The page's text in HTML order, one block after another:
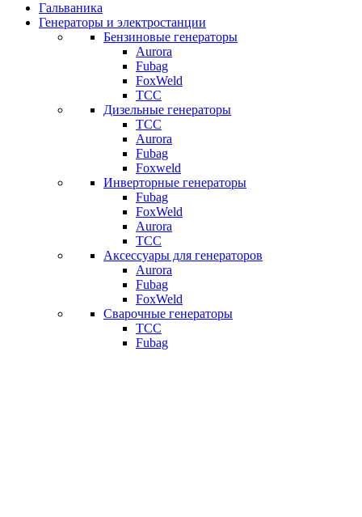
Гальваника
Генераторы и электростанции
Бензиновые генераторы
Aurora
Fubag
FoxWeld
ТСС
Дизельные генераторы
ТСС
Aurora
Fubag
Foxweld
Инверторные генераторы
Fubag
FoxWeld
Aurora
ТСС
Аксессуары для генераторов
Aurora
Fubag
FoxWeld
Сварочные генераторы
ТСС
Fubag